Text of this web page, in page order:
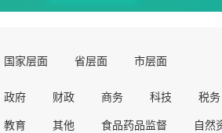
国家层面 省层面 市层面
政府 财政 商务 科技
税务
教育 其他 食品药品监督
自然